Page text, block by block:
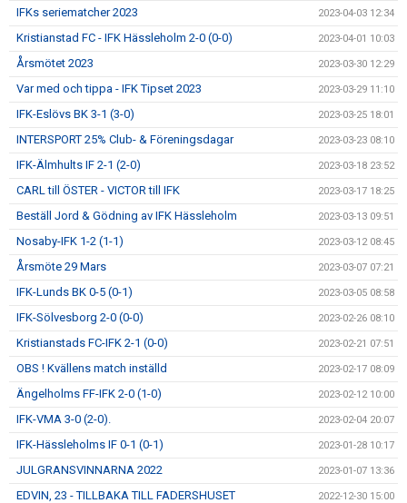
IFKs seriematcher 2023 2023-04-03 12:34
Kristianstad FC - IFK Hässleholm 2-0 (0-0) 2023-04-01 10:03
Årsmötet 2023 2023-03-30 12:29
Var med och tippa - IFK Tipset 2023 2023-03-29 11:10
IFK-Eslövs BK 3-1 (3-0) 2023-03-25 18:01
INTERSPORT 25% Club- & Föreningsdagar 2023-03-23 08:10
IFK-Älmhults IF 2-1 (2-0) 2023-03-18 23:52
CARL till ÖSTER - VICTOR till IFK 2023-03-17 18:25
Beställ Jord & Gödning av IFK Hässleholm 2023-03-13 09:51
Nosaby-IFK 1-2 (1-1) 2023-03-12 08:45
Årsmöte 29 Mars 2023-03-07 07:21
IFK-Lunds BK 0-5 (0-1) 2023-03-05 08:58
IFK-Sölvesborg 2-0 (0-0) 2023-02-26 08:10
Kristianstads FC-IFK 2-1 (0-0) 2023-02-21 07:51
OBS ! Kvällens match inställd 2023-02-17 08:09
Ängelholms FF-IFK 2-0 (1-0) 2023-02-12 10:00
IFK-VMA 3-0 (2-0). 2023-02-04 20:07
IFK-Hässleholms IF 0-1 (0-1) 2023-01-28 10:17
JULGRANSVINNARNA 2022 2023-01-07 13:36
EDVIN, 23 - TILLBAKA TILL FADERSHUSET 2022-12-30 15:00